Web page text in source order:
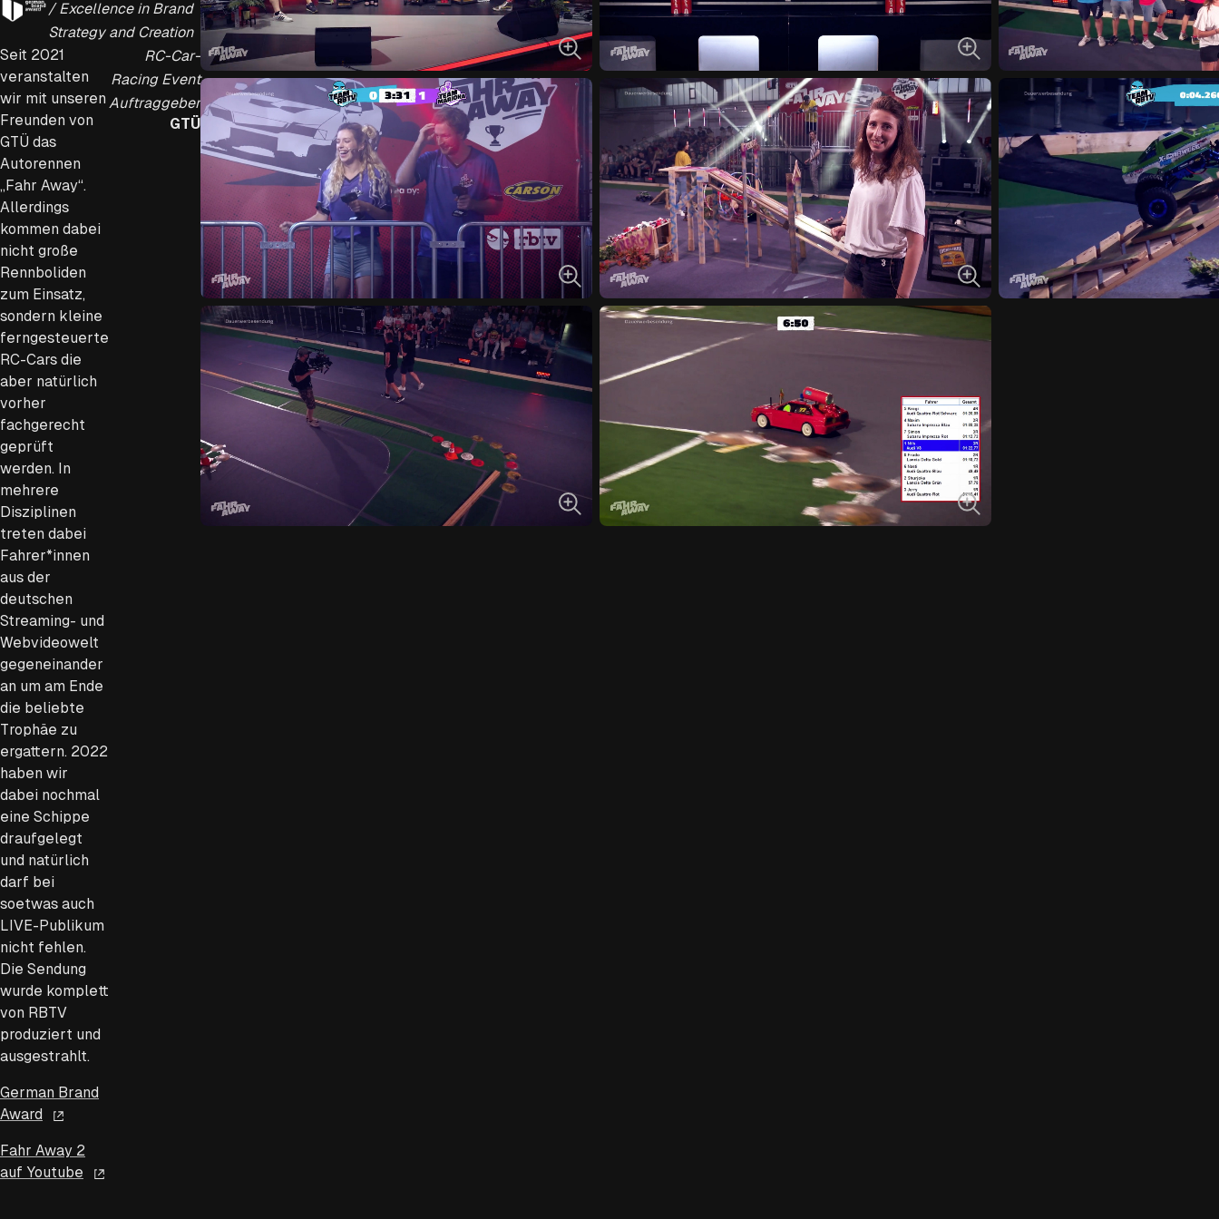
/ Excellence in Brand
Strategy and Creation
Seit 2021
veranstalten
wir mit unseren
Freunden von
GTÜ das
Autorennen
„Fahr Away“.
Allerdings
kommen dabei
nicht große
Rennboliden
zum Einsatz,
sondern kleine
ferngesteuerte
RC-Cars die
aber natürlich
vorher
fachgerecht
geprüft
werden. In
mehrere
Disziplinen
treten dabei
Fahrer*innen
aus der
deutschen
Streaming- und
Webvideowelt
gegeneinander
an um am Ende
die beliebte
Trophäe zu
ergattern. 2022
haben wir
dabei nochmal
eine Schippe
draufgelegt
und natürlich
darf bei
soetwas auch
LIVE-Publikum
nicht fehlen.
Die Sendung
wurde komplett
von RBTV
produziert und
ausgestrahlt.
German Brand
Award
Fahr Away 2
auf Youtube
RC-Car-
Racing Event
Auftraggeber
GTÜ